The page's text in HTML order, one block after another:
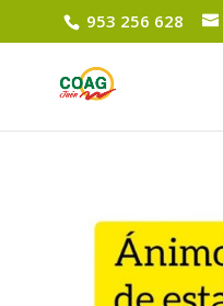
953 256 628